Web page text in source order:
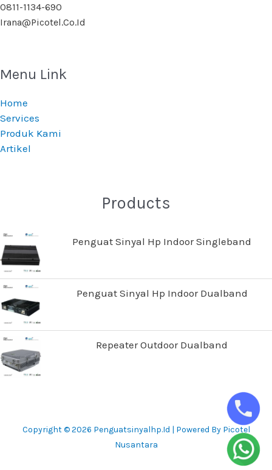
0811-1134-690
Irana@picotel.co.id
Menu Link
Home
Services
Produk Kami
Artikel
Products
Penguat Sinyal Hp Indoor Singleband
Penguat Sinyal Hp Indoor Dualband
Repeater Outdoor Dualband
Copyright © 2026 Penguatsinyalhp.id | Powered By Picotel
Nusantara